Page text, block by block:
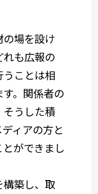
場を設け
も広報の
ことは相
。関係者の
うした積
ィアの方と
ができまし
築し、取